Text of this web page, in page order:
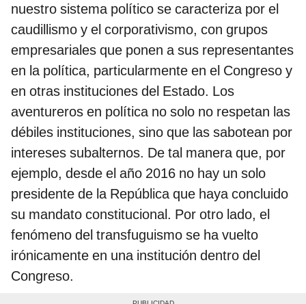
nuestro sistema político se caracteriza por el
caudillismo y el corporativismo, con grupos
empresariales que ponen a sus representantes
en la política, particularmente en el Congreso y
en otras instituciones del Estado. Los
aventureros en política no solo no respetan las
débiles instituciones, sino que las sabotean por
intereses subalternos. De tal manera que, por
ejemplo, desde el año 2016 no hay un solo
presidente de la República que haya concluido
su mandato constitucional. Por otro lado, el
fenómeno del transfuguismo se ha vuelto
irónicamente en una institución dentro del
Congreso.